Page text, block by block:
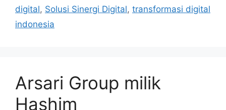
digital, Solusi Sinergi Digital, transformasi digital
indonesia
Arsari Group milik
Hashim